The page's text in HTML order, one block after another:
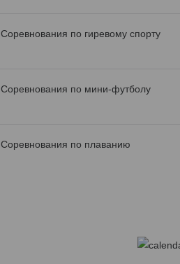
Соревнования по гиревому спорту
Соревнования по мини-футболу
Соревнования по плаванию